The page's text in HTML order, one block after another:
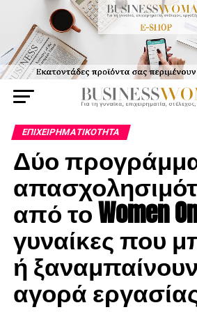
ΕΠΙΧΕΙΡΗΜΑΤΙΚΌΤΗΤΑ
Δύο
από το Women
γυναίκες που
ή
αγορά